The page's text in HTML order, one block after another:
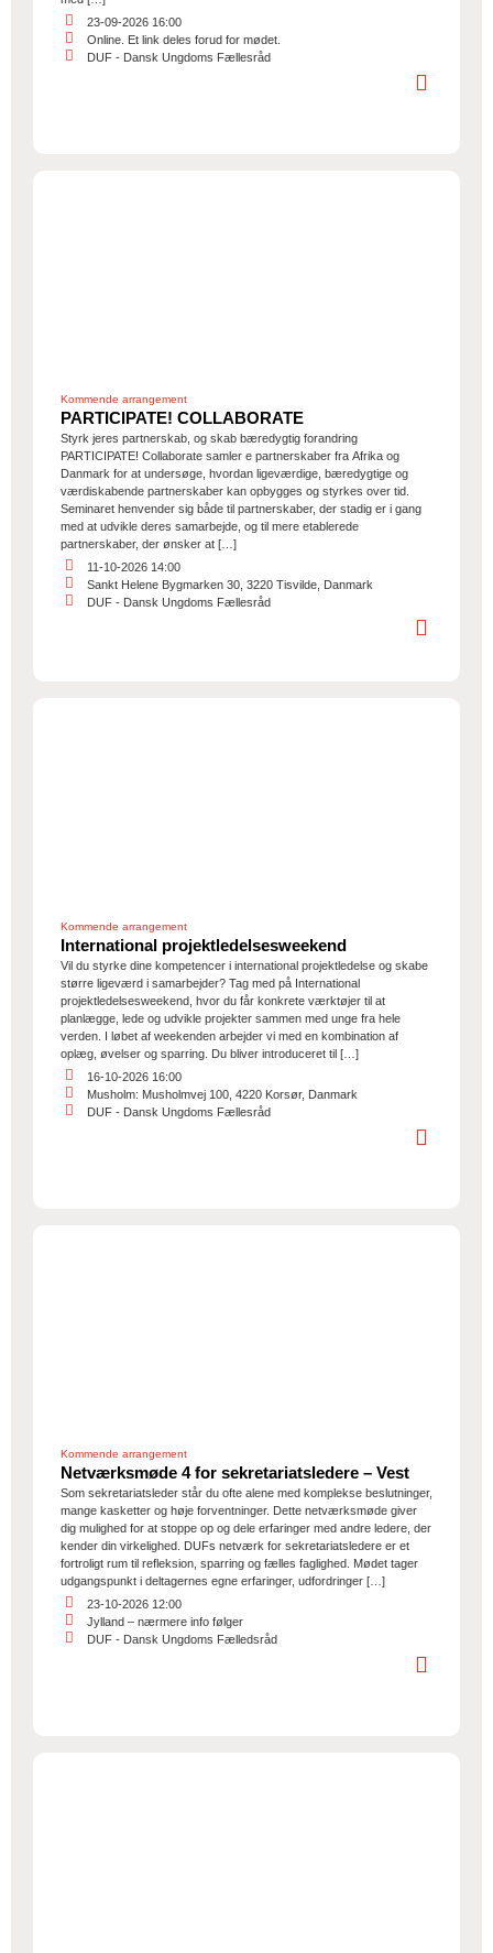
23-09-2026 16:00
Online. Et link deles forud for mødet.
DUF - Dansk Ungdoms Fællesråd
Kommende arrangement
PARTICIPATE! COLLABORATE
Styrk jeres partnerskab, og skab bæredygtig forandring
PARTICIPATE! Collaborate samler e partnerskaber fra Afrika og
Danmark for at undersøge, hvordan ligeværdige, bæredygtige og
værdiskabende partnerskaber kan opbygges og styrkes over tid.
Seminaret henvender sig både til partnerskaber, der stadig er i gang
med at udvikle deres samarbejde, og til mere etablerede
partnerskaber, der ønsker at […]
11-10-2026 14:00
Sankt Helene Bygmarken 30, 3220 Tisvilde, Danmark
DUF - Dansk Ungdoms Fællesråd
Kommende arrangement
International projektledelsesweekend
Vil du styrke dine kompetencer i international projektledelse og skabe
større ligeværd i samarbejder? Tag med på International
projektledelsesweekend, hvor du får konkrete værktøjer til at
planlægge, lede og udvikle projekter sammen med unge fra hele
verden. I løbet af weekenden arbejder vi med en kombination af
oplæg, øvelser og sparring. Du bliver introduceret til […]
16-10-2026 16:00
Musholm: Musholmvej 100, 4220 Korsør, Danmark
DUF - Dansk Ungdoms Fællesråd
Kommende arrangement
Netværksmøde 4 for sekretariatsledere – Vest
Som sekretariatsleder står du ofte alene med komplekse beslutninger,
mange kasketter og høje forventninger. Dette netværksmøde giver
dig mulighed for at stoppe op og dele erfaringer med andre ledere, der
kender din virkelighed. DUFs netværk for sekretariatsledere er et
fortroligt rum til refleksion, sparring og fælles faglighed. Mødet tager
udgangspunkt i deltagernes egne erfaringer, udfordringer […]
23-10-2026 12:00
Jylland – nærmere info følger
DUF - Dansk Ungdoms Fælledsråd